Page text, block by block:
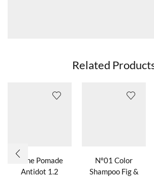
Related
Shine Pomade
Antidot 1.2
Nº01 Color
Shampoo Fig &